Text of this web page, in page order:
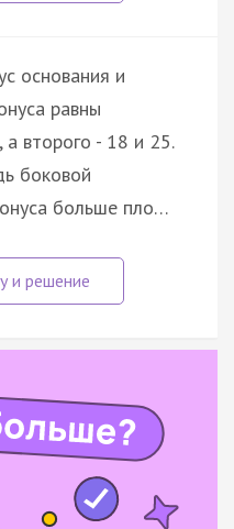
основания и
равны
второго - 18 и 25.
боковой
больше пло…